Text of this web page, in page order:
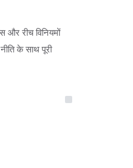
रीच विनियमों
के साथ पूरी